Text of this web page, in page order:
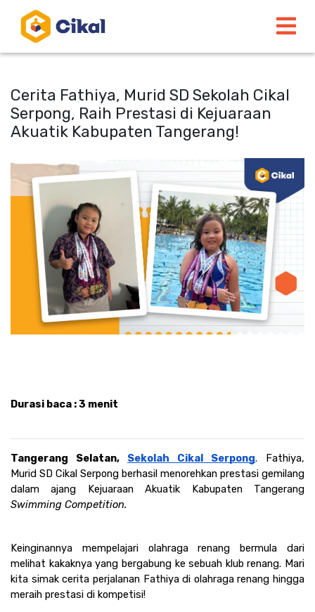
Cerita Fathiya, Murid SD Sekolah Cikal
Serpong, Raih Prestasi di Kejuaraan
Akuatik Kabupaten Tangerang!
Durasi baca : 3 menit
Tangerang Selatan, Sekolah Cikal Serpong. Fathiya,
Murid SD Cikal Serpong berhasil menorehkan prestasi gemilang
Swimming Competition.
Keinginannya mempelajari olahraga renang bermula dari
melihat kakaknya yang bergabung ke sebuah klub renang. Mari
kita simak cerita perjalanan Fathiya di olahraga renang hingga
meraih prestasi di kompetisi!